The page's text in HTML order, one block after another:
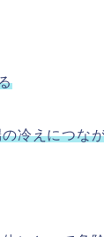
冷えにつな